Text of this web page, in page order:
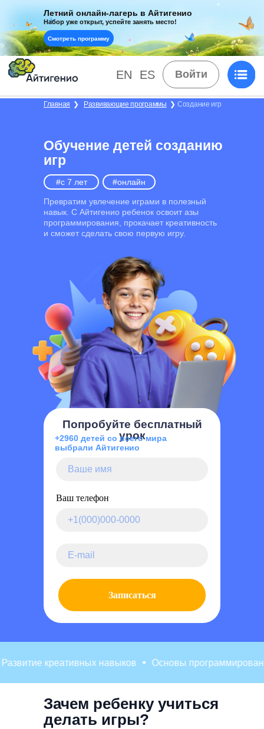
Смотреть программу
Летний онлайн-лагерь в Айтигенио
Набор уже открыт, успейте занять место!
Войти
EN ES
Создание игр
Главная ❯ Развивающие программы ❯
Обучение детей созданию
игр
Превратим увлечение играми в полезный
навык. С Айтигенио ребенок освоит азы
программирования, прокачает креативность
и сможет сделать свою первую игру.
#c 7 лет #онлайн
Ваш телефон
Записаться
Попробуйте бесплатный
урок
+2960 детей со всего мира
выбрали Айтигенио
креативных навыков Основы программирования
Зачем ребенку учиться
делать игры?